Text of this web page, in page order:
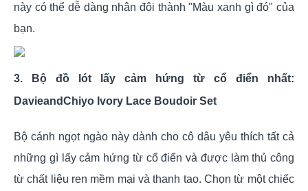
này có thể dễ dàng nhân đôi thành "Màu xanh gì đó" của
bạn.
3. Bộ đồ lót lấy cảm hứng từ cổ điển nhất:
DavieandChiyo Ivory Lace Boudoir Set
Bộ cánh ngọt ngào này dành cho cô dâu yêu thích tất cả
những gì lấy cảm hứng từ cổ điển và được làm thủ công
từ chất liệu ren mềm mại và thanh tao. Chọn từ một chiếc